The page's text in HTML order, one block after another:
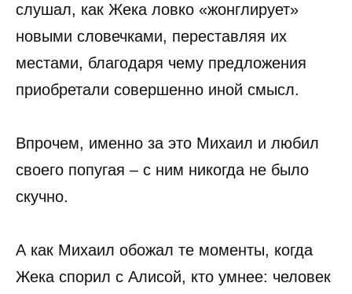
слушал, как Жека ловко «жонглирует»
новыми словечками, переставляя их
местами, благодаря чему предложения
приобретали совершенно иной смысл.
Впрочем, именно за это Михаил и любил
своего попугая – с ним никогда не было
скучно.
А как Михаил обожал те моменты, когда
Жека спорил с Алисой, кто умнее: человек